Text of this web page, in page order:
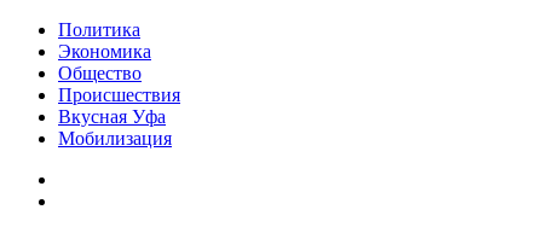
Политика
Экономика
Общество
Происшествия
Вкусная Уфа
Мобилизация